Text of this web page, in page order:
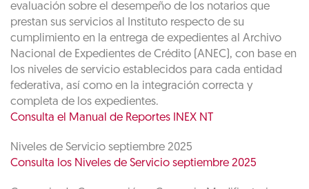
evaluación sobre el desempeño de los notarios que
prestan sus servicios al Instituto respecto de su
cumplimiento en la entrega de expedientes al Archivo
Nacional de Expedientes de Crédito (ANEC), con base en
los niveles de servicio establecidos para cada entidad
federativa, así como en la integración correcta y
completa de los expedientes.
Consulta el Manual de Reportes INEX NT
Niveles de Servicio septiembre 2025
Consulta los Niveles de Servicio septiembre 2025